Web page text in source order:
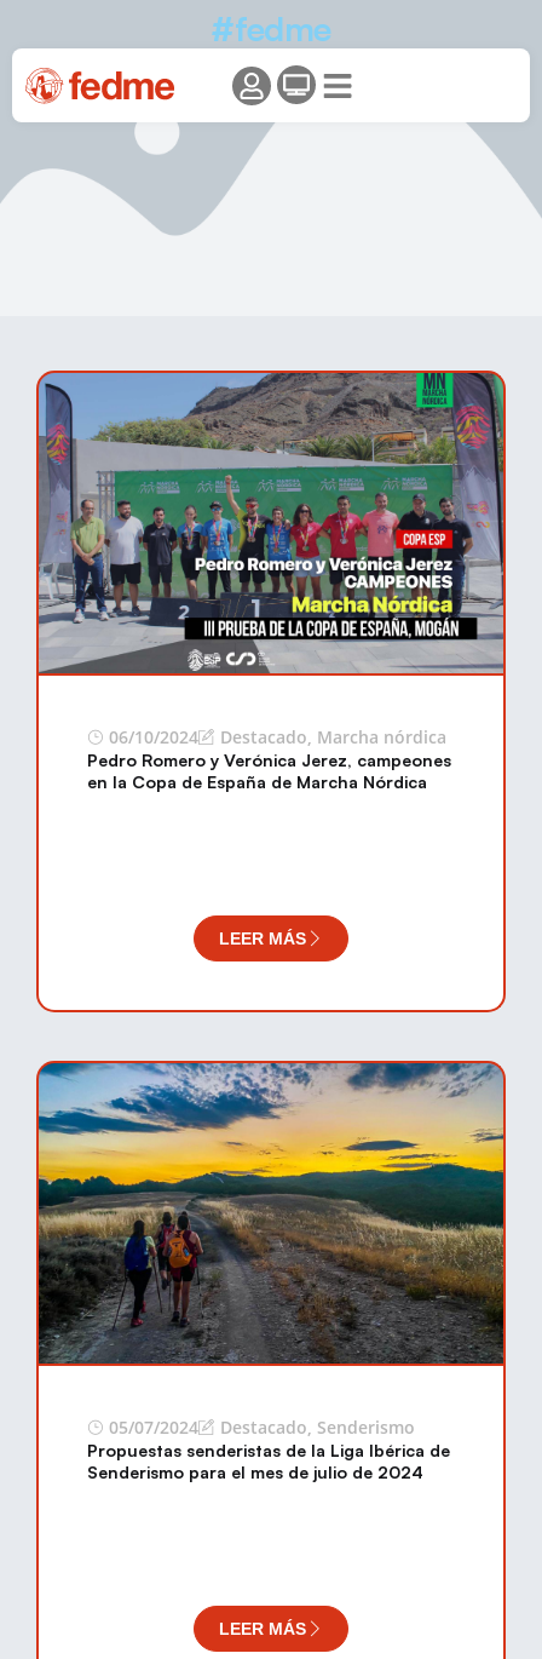
#fedme
06/10/2024 Destacado, Marcha nórdica
Pedro Romero y Verónica Jerez, campeones
en la Copa de España de Marcha Nórdica
LEER MÁS
05/07/2024 Destacado, Senderismo
Propuestas senderistas de la Liga Ibérica de
Senderismo para el mes de julio de 2024
LEER MÁS